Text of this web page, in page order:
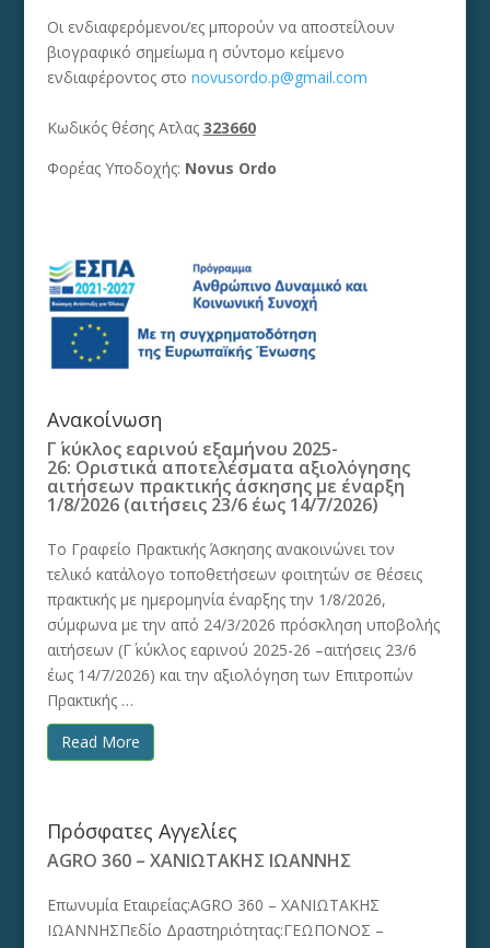
Οι ενδιαφερόμενοι/ες μπορούν να αποστείλουν
βιογραφικό σημείωμα η σύντομο κείμενο
ενδιαφέροντος στο novusordo.p@gmail.com
Κωδικός θέσης Ατλας 323660
Φορέας Υποδοχής: Novus Ordo
Ανακοίνωση
Γ΄ κύκλος εαρινού εξαμήνου 2025-
26: Οριστικά αποτελέσματα αξιολόγησης
αιτήσεων πρακτικής άσκησης με έναρξη
1/8/2026 (αιτήσεις 23/6 έως 14/7/2026)
Το Γραφείο Πρακτικής Άσκησης ανακοινώνει τον
τελικό κατάλογο τοποθετήσεων φοιτητών σε θέσεις
πρακτικής με ημερομηνία έναρξης την 1/8/2026,
σύμφωνα με την από 24/3/2026 πρόσκληση υποβολής
αιτήσεων (Γ΄ κύκλος εαρινού 2025-26 –αιτήσεις 23/6
έως 14/7/2026) και την αξιολόγηση των Επιτροπών
Πρακτικής …
Read More
Πρόσφατες Αγγελίες
AGRO 360 – ΧΑΝΙΩΤΑΚΗΣ ΙΩΑΝΝΗΣ
Επωνυμία Εταιρείας:AGRO 360 – ΧΑΝΙΩΤΑΚΗΣ
ΙΩΑΝΝΗΣΠεδίο Δραστηριότητας:ΓΕΩΠΟΝΟΣ –